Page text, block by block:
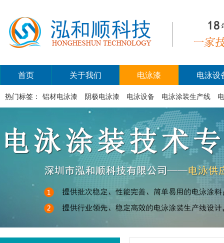
首页 关于我们 电泳漆 电泳设
热门标签： 铝材电泳漆 阴极电泳漆 电泳设备 电泳涂装生产线